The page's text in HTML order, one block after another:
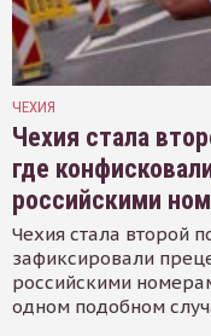
ЧЕХИЯ
Чехия стала
где
российскими
Чехия стала второй
зафиксировали
российскими
одном подобном